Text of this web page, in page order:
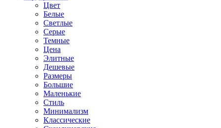
Цвет
Белые
Светлые
Серые
Темные
Цена
Элитные
Дешевые
Размеры
Большие
Маленькие
Стиль
Минимализм
Классические